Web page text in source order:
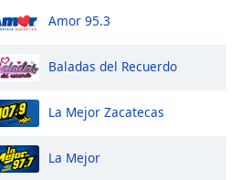
Amor 95.3
Baladas del Recuerdo
La Mejor Zacatecas
La Mejor